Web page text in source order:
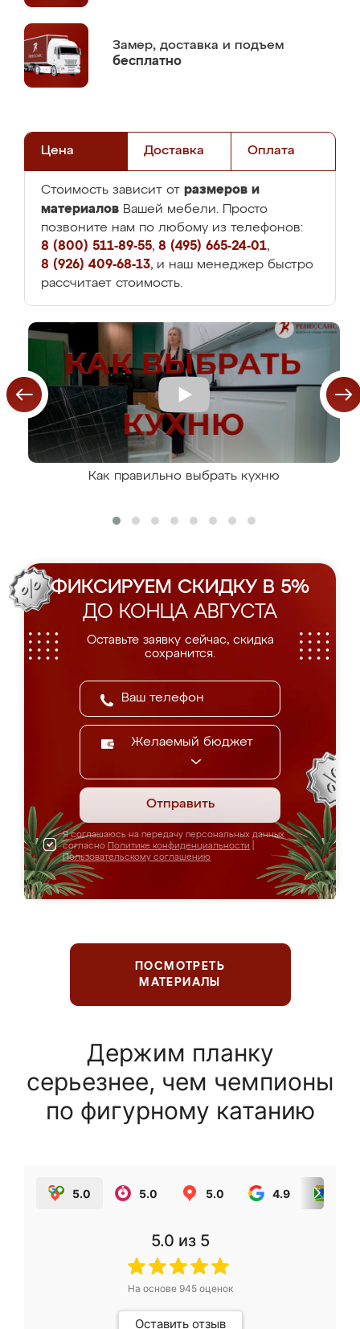
Замер, доставка и подъем
бесплатно
Цена Доставка Оплата
Стоимость зависит от размеров и
материалов Вашей мебели. Просто
позвоните нам по любому из телефонов:
8 (800) 511-89-55, 8 (495) 665-24-01,
8 (926) 409-68-13, и наш менеджер быстро
рассчитает стоимость.
Как правильно выбрать кухню
ФИКСИРУЕМ СКИДКУ В 5%
ДО КОНЦА АВГУСТА
Оставьте заявку сейчас, скидка
сохранится.
Желаемый бюджет
Отправить
Я соглашаюсь на передачу персональных данных
согласно Политике конфиденциальности
Пользовательскому соглашению
ПОСМОТРЕТЬ
МАТЕРИАЛЫ
Держим планку
серьезнее, чем чемпионы
по фигурному катанию
5.0 5.0 5.0 4.9
5.0 из 5
На основе 945оценок
Оставить отзыв